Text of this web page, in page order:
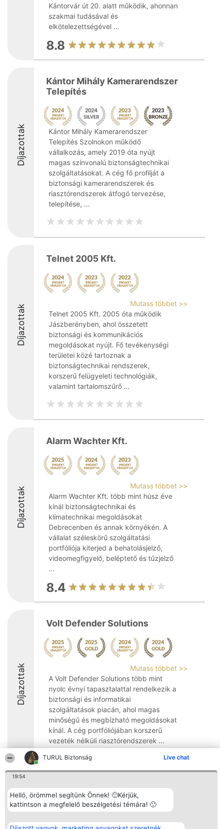
TURUL Biztonság Live chat
19:54
Helló, örömmel segítünk Önnek! 🙂Kérjük,
kattintson a megfelelő beszélgetési témára! 🙂
Kántorvár út 20. alatt működik, ahonnan
szakmai tudásával és
elkötelezettségével ...
8.8
Díjazottak
Kántor Mihály Kamerarendszer
Telepítés
Kántor Mihály Kamerarendszer
Telepítés Szolnokon működő
vállalkozás, amely 2019 óta nyújt
magas színvonalú biztonságtechnikai
szolgáltatásokat. A cég fő profilját a
biztonsági kamerarendszerek és
riasztórendszerek átfogó tervezése,
telepítése, ...
Díjazottak
Telnet 2005 Kft.
Mutass többet >>
Telnet 2005 Kft. 2005 óta működik
Jászberényben, ahol összetett
biztonsági és kommunikációs
megoldásokat nyújt. Fő tevékenységi
területei közé tartoznak a
biztonságtechnikai rendszerek,
korszerű felügyeleti technológiák,
valamint tartalomszűrő ...
Díjazottak
Alarm Wachter Kft.
Mutass többet >>
Alarm Wachter Kft. több mint húsz éve
kínál biztonságtechnikai és
klímatechnikai megoldásokat
Debrecenben és annak környékén. A
vállalat széleskörű szolgáltatási
portfóliója kiterjed a behatolásjelző,
videomegfigyelő, beléptető és tűzjelző
...
8.4
Díjazottak
Volt Defender Solutions
Mutass többet >>
A Volt Defender Solutions több mint
nyolc évnyi tapasztalattal rendelkezik a
biztonsági és informatikai
szolgáltatások piacán, ahol magas
minőségű és megbízható megoldásokat
kínál. A cég portfóliójában korszerű
vezeték nélküli riasztórendszerek ...
9.3
Rangsorszervező
SC Beautiful Company S.R.L.
Bulevardul Aleea Timișul De
4, Ap. 13
Népszavazás
Nyertesek
Az összes
listája
Elérhetőség